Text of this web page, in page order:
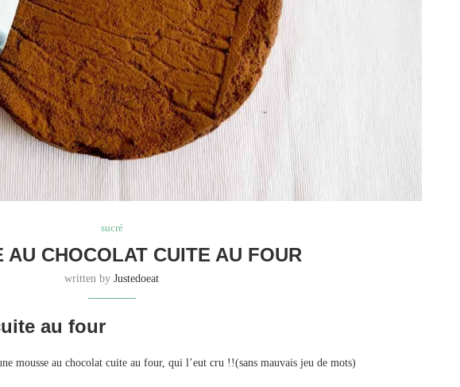
sucré
AU CHOCOLAT CUITE AU FOUR
written byJustedoeat
au four
mousse au chocolat cuite au four, qui l’eut cru !!(sans mauvais jeu de mots)